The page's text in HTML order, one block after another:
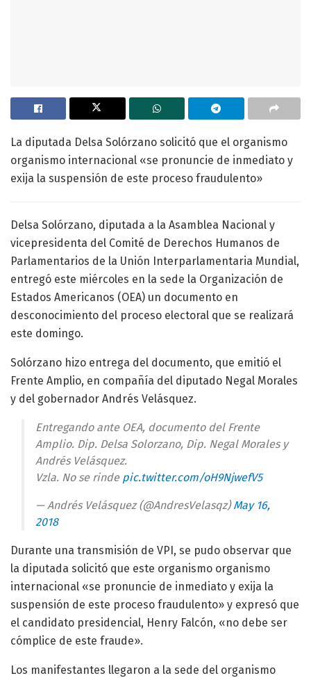
La diputada Delsa Solórzano solicitó que el organismo
organismo internacional «se pronuncie de inmediato y
exija la suspensión de este proceso fraudulento»
Delsa Solórzano, diputada a la Asamblea Nacional y
vicepresidenta del Comité de Derechos Humanos de
Parlamentarios de la Unión Interparlamentaria Mundial,
entregó este miércoles en la sede la Organización de
Estados Americanos (OEA) un documento en
desconocimiento del proceso electoral que se realizará
este domingo.
Solórzano hizo entrega del documento, que emitió el
Frente Amplio, en compañía del diputado Negal Morales
y del gobernador Andrés Velásquez.
Entregando ante OEA, documento del Frente
Amplio. Dip. Delsa Solorzano, Dip. Negal Morales y
Andrés Velásquez.
Vzla. No se rinde pic.twitter.com/oH9NjwefV5
— Andrés Velásquez (@AndresVelasqz)May 16,
2018
Durante una transmisión de VPI, se pudo observar que
la diputada solicitó que este organismo organismo
internacional «se pronuncie de inmediato y exija la
suspensión de este proceso fraudulento» y expresó que
el candidato presidencial, Henry Falcón, «no debe ser
cómplice de este fraude».
Los manifestantes llegaron a la sede del organismo